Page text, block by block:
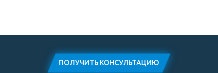
ПОЛУЧИТЬ КОНСУЛЬТАЦИЮ